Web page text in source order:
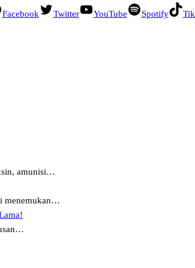
Facebook Twitter YouTube Spotify
amunisi…
menemukan…